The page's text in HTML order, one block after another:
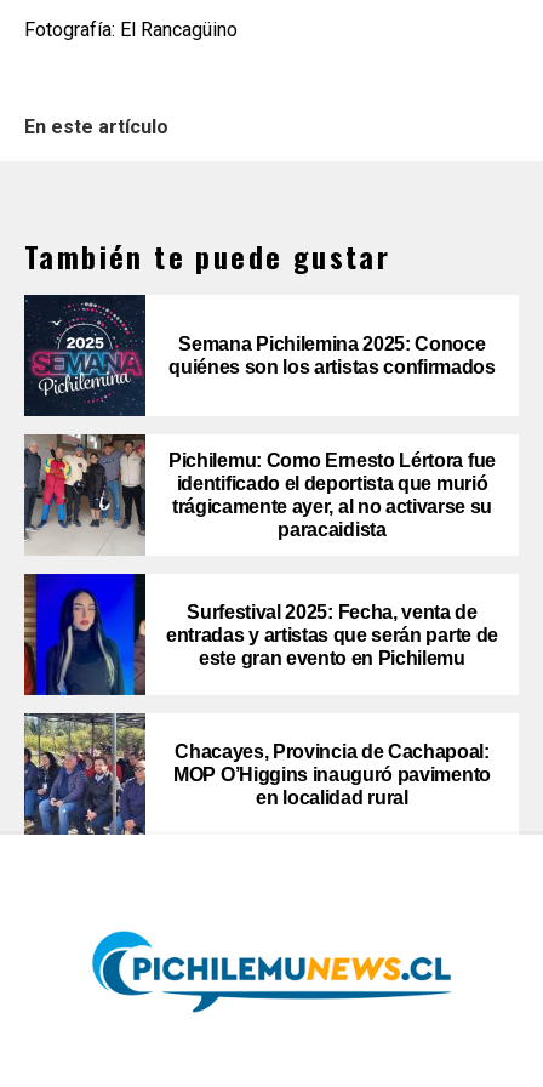
Fotografía: El Rancagüino
En este artículo
También te puede gustar
Semana Pichilemina 2025: Conoce
quiénes son los artistas confirmados
Pichilemu: Como Ernesto Lértora fue
identificado el deportista que murió
trágicamente ayer, al no activarse su
paracaidista
Surfestival 2025: Fecha, venta de
entradas y artistas que serán parte de
este gran evento en Pichilemu
Chacayes, Provincia de Cachapoal:
MOP O’Higgins inauguró pavimento
en localidad rural